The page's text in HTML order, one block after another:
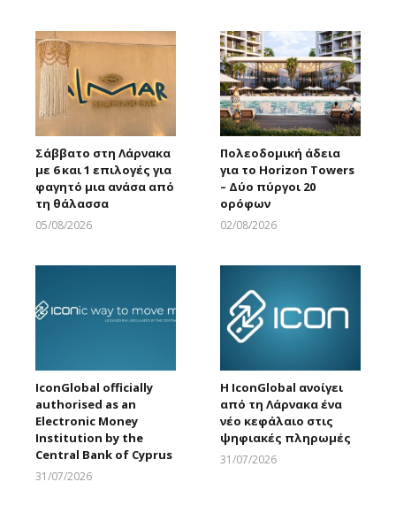
Σάββατο στη Λάρνακα
με 6 και 1 επιλογές για
φαγητό μια ανάσα από
τη θάλασσα
05/08/2026
Πολεοδομική άδεια
για το Horizon Towers
– Δύο πύργοι 20
ορόφων
02/08/2026
IconGlobal officially
authorised as an
Electronic Money
Institution by the
Central Bank of Cyprus
31/07/2026
Η IconGlobal ανοίγει
από τη Λάρνακα ένα
νέο κεφάλαιο στις
ψηφιακές πληρωμές
31/07/2026